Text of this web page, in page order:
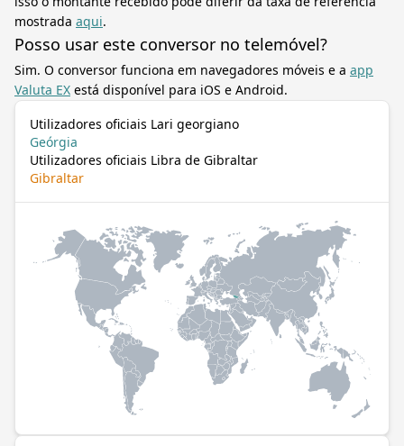
mostrada aqui.
Posso usar este conversor no telemóvel?
Sim. O conversor funciona em navegadores móveis e a app
Valuta EX está disponível para iOS e Android.
Utilizadores oficiais Lari georgiano
Geórgia
Utilizadores oficiais Libra de Gibraltar
Gibraltar